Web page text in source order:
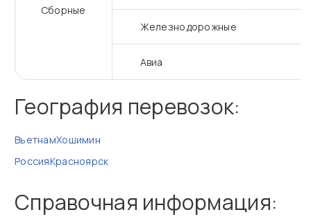
Сборные
Железнодорожные
Авиа
География перевозок:
ВьетнамХошимин
РоссияКрасноярск
Справочная информация: